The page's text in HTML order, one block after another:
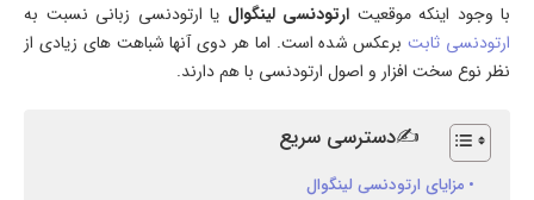
با وجود اینکه موقعیت ارتودنسی لینگوال یا ارتودنسی زبانی نسبت به
ارتودنسی ثابتبرعکس شده است. اما هر دوی آنها شباهت های زیادی از
نظر نوع سخت افزار و اصول ارتودنسی با هم دارند.
✍دسترسی سریع
مزایای ارتودنسی لینگوال